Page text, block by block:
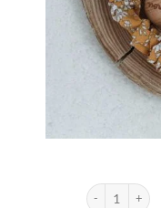
quantité de